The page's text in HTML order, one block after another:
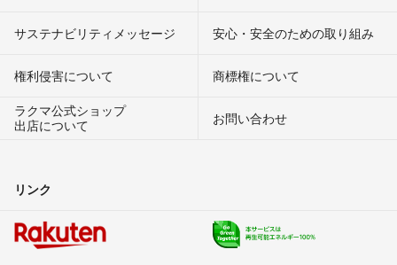
サステナビリティメッセージ 安心・安全のための取り組み
権利侵害について
商標権について
ラクマ公式ショップ
出店について
お問い合わせ
リンク